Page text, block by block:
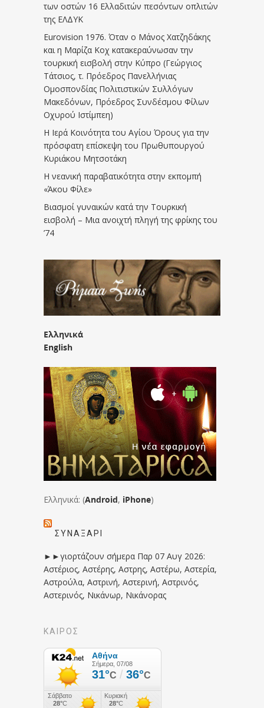
των οστών 16 Ελλαδιτών πεσόντων οπλιτών
της ΕΛΔΥΚ
Eurovision 1976. Όταν ο Μάνος Χατζηδάκης
και η Μαρίζα Κοχ κατακεραύνωσαν την
τουρκική εισβολή στην Κύπρο (Γεώργιος
Τάτσιος, τ. Πρόεδρος Πανελλήνιας
Ομοσπονδίας Πολιτιστικών Συλλόγων
Μακεδόνων, Πρόεδρος Συνδέσμου Φίλων
Οχυρού Ιστίμπεη)
Η Ιερά Κοινότητα του Αγίου Όρους για την
πρόσφατη επίσκεψη του Πρωθυπουργού
Κυριάκου Μητσοτάκη
Η νεανική παραβατικότητα στην εκπομπή
«Άκου Φίλε»
Βιασμοί γυναικών κατά την Τουρκική
εισβολή – Μια ανοιχτή πληγή της φρίκης του
’74
Ελληνικά
English
Ελληνικά: (Android, iPhone)
ΣΥΝΑΞΆΡΙ
►►γιορτάζουν σήμερα Παρ 07 Αυγ 2026:
Αστέριος, Αστέρης, Αστρης, Αστέρω, Αστερία,
Αστρούλα, Αστρινή, Αστερινή, Αστρινός,
Αστερινός, Νικάνωρ, Νικάνορας
ΚΑΙΡΟΣ